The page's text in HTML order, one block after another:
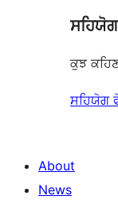
ਸਹਿਯੋਗ
ਕੁਝ
ਸਹਿਯੋਗ
About
News